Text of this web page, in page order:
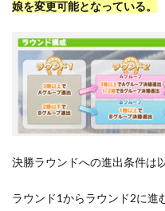
娘を変更可能となっている。
決勝ラウンドへの進出条件は
ラウンド1からラウンド2に進